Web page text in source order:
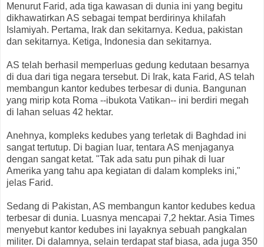
Menurut Farid, ada tiga kawasan di dunia ini yang begitu
dikhawatirkan AS sebagai tempat berdirinya khilafah
Islamiyah. Pertama, Irak dan sekitarnya. Kedua, pakistan
dan sekitarnya. Ketiga, Indonesia dan sekitarnya.
AS telah berhasil memperluas gedung kedutaan besarnya
di dua dari tiga negara tersebut. Di Irak, kata Farid, AS telah
membangun kantor kedubes terbesar di dunia. Bangunan
yang mirip kota Roma --ibukota Vatikan-- ini berdiri megah
di lahan seluas 42 hektar.
Anehnya, kompleks kedubes yang terletak di Baghdad ini
sangat tertutup. Di bagian luar, tentara AS menjaganya
dengan sangat ketat. "Tak ada satu pun pihak di luar
Amerika yang tahu apa kegiatan di dalam kompleks ini,"
jelas Farid.
Sedang di Pakistan, AS membangun kantor kedubes kedua
terbesar di dunia. Luasnya mencapai 7,2 hektar. Asia Times
menyebut kantor kedubes ini layaknya sebuah pangkalan
militer. Di dalamnya, selain terdapat staf biasa, ada juga 350